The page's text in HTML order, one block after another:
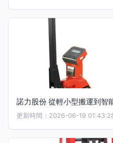
諾力股份 從輕小型搬運到智
更新時間：2026-06-19